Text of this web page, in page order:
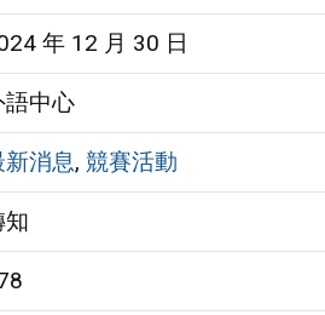
年 12 月 30 日
語中心
新消息, 競賽活動
知